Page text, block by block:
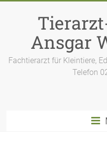
Ansgar
Fachtierarzt für Kleintiere,
Telefon